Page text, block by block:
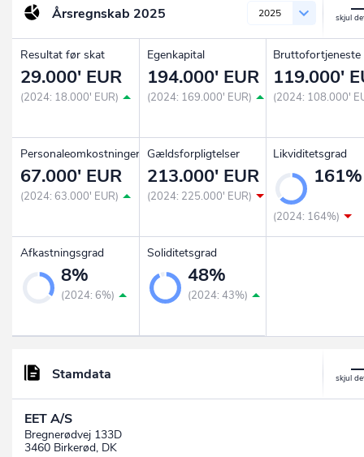
Årsregnskab 2025 2025
Resultat før skat
29.000' EUR
(2024: 18.000' EUR)
Egenkapital
194.000' EUR
(2024: 169.000' EUR)
Bruttofortjeneste
119.000'
(2024: 108.000'
Personaleomkostninger
67.000' EUR
(2024: 63.000' EUR)
Gældsforpligtelser
213.000' EUR
(2024: 225.000' EUR)
Likviditetsgrad
161%
(2024: 164%)
Afkastningsgrad
8%
(2024: 6%)
Soliditetsgrad
48%
(2024: 43%)
Stamdata
EET A/S
Bregnerødvej 133D
3460 Birkerød, DK